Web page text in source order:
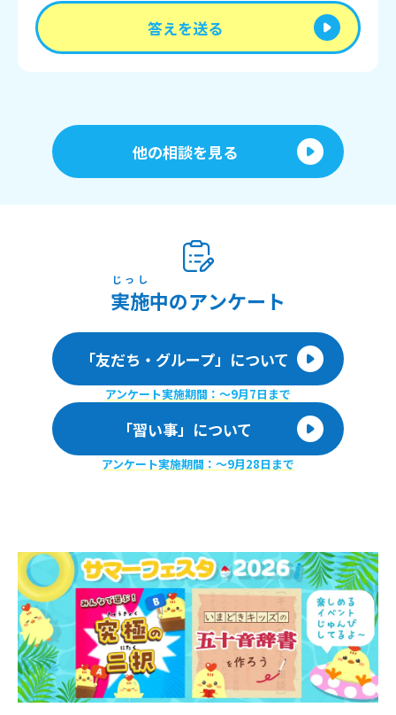
答えを送る
他の相談を見る
実施
じっし
中のアンケート
「友だち・グループ」について
アンケート実施期間：〜9月7日まで
「習い事」について
アンケート実施期間：〜9月28日まで